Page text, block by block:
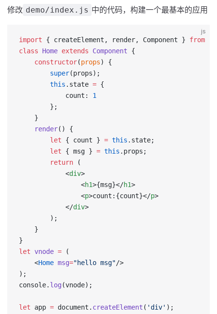
修改 demo/index.js 中的代码，构建一个最基本的应用
js
import { createElement, render, Component } from
class Home extends Component {
	constructor
(props) {
		super
(props);
		this
.state = {
			count:
1
		};
	}
	render
() {
		let
{ count } = this .state;
		let
{ msg } = this .props;
		return
(
			<
div>
				<
h1>{msg}</h1>
				<
p>count:{count}</p>
			</
div>
		);
	}
}
let vnode = (
	<
Home msg="hello msg"/>
);
console. log (vnode);
let app = document. createElement ( 'div' );